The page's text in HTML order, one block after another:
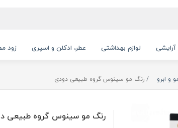
آرایشی لوازم بهداشتی عطر، ادکلن و اسپری زود
و ابرو رنگ مو سینوس گروه طبیعی دودی
رنگ مو سینوس گروه طبیعی